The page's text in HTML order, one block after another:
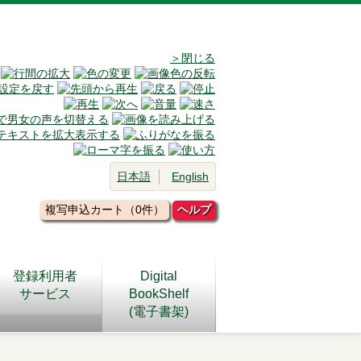
＞閉じる
日本語 English
複写申込カート（0件） ヘルプ
登録利用者
サービス
Digital
BookShelf
(電子書架)